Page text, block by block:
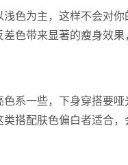
色为主，这样不会对
色带来显著的瘦身效果
系一些，下身穿搭要
搭配肤色偏白者适合